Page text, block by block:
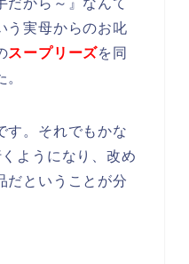
だから～』なんて
う実母からのお叱
スープリーズを同
す。それでもかな
ようになり、改め
だということが分